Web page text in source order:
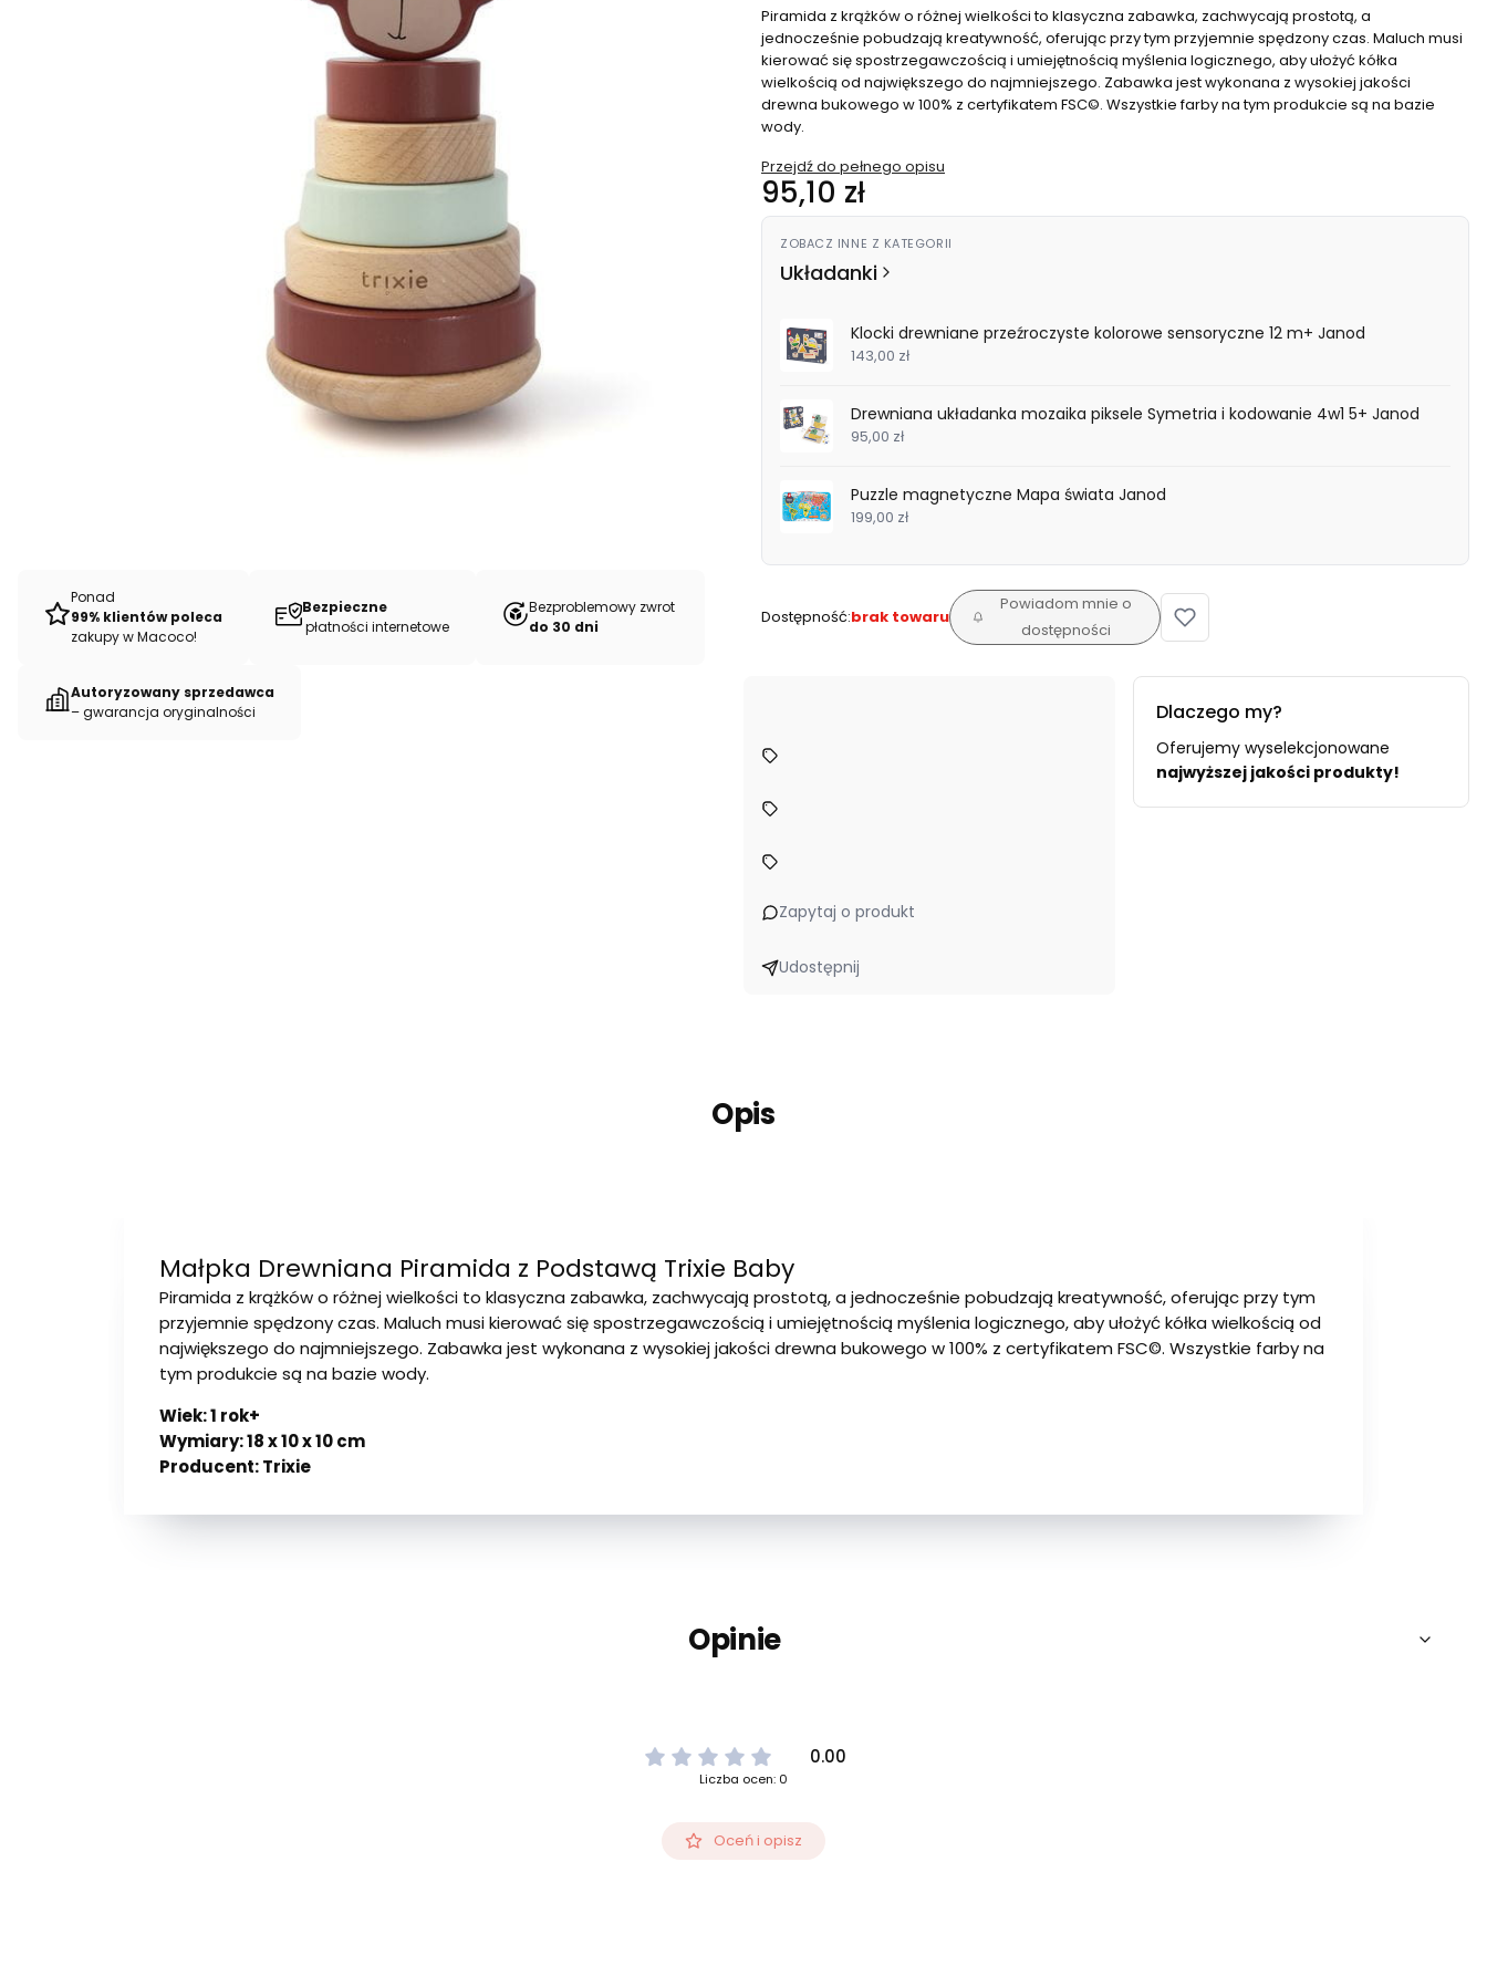
Ponad
99% klientów poleca
zakupy w Macoco!
Bezpieczne
płatności internetowe
Bezproblemowy zwrot
do 30 dni
Autoryzowany sprzedawca
– gwarancja oryginalności
Piramida z krążków o różnej wielkości to klasyczna zabawka, zachwycają prostotą, a
jednocześnie pobudzają kreatywność, oferując przy tym przyjemnie spędzony czas. Maluch musi
kierować się spostrzegawczością i umiejętnością myślenia logicznego, aby ułożyć kółka
wielkością od największego do najmniejszego. Zabawka jest wykonana z wysokiej jakości
drewna bukowego w 100% z certyfikatem FSC©. Wszystkie farby na tym produkcie są na bazie
wody.
Przejdź do pełnego opisu
Cena
95,10 zł
ZOBACZ INNE Z KATEGORII
Układanki
Klocki drewniane przeźroczyste kolorowe sensoryczne 12 m+ Janod
143,00 zł
Drewniana układanka mozaika piksele Symetria i kodowanie 4w1 5+ Janod
95,00 zł
Puzzle magnetyczne Mapa świata Janod
199,00 zł
Dostępność:brak towaru
Powiadom mnie o
dostępności
Zapytaj o produkt
Udostępnij
Dlaczego my?
Oferujemy wyselekcjonowane
najwyższej jakości produkty!
Opis
Małpka Drewniana Piramida z Podstawą Trixie Baby
Piramida z krążków o różnej wielkości to klasyczna zabawka, zachwycają prostotą, a jednocześnie pobudzają kreatywność, oferując przy tym
przyjemnie spędzony czas. Maluch musi kierować się spostrzegawczością i umiejętnością myślenia logicznego, aby ułożyć kółka wielkością od
największego do najmniejszego. Zabawka jest wykonana z wysokiej jakości drewna bukowego w 100% z certyfikatem FSC©. Wszystkie farby na
tym produkcie są na bazie wody.
Wiek: 1 rok+
Wymiary: 18 x 10 x 10 cm
Producent: Trixie
Opinie
0.00
Liczba ocen: 0
Oceń i opisz